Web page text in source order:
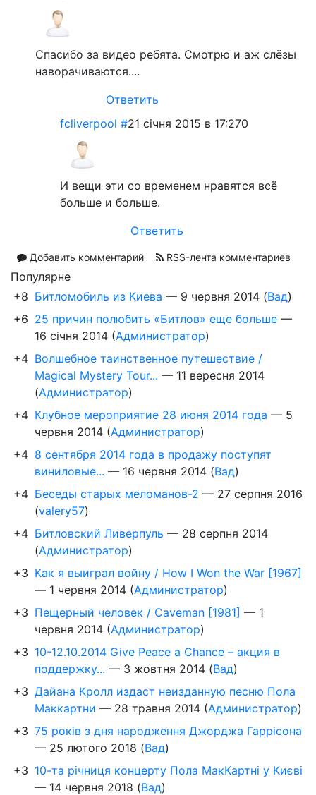
Спасибо за видео ребята. Смотрю и аж слёзы
наворачиваются....
Ответить
fcliverpool #21 січня 2015 в 17:270
И вещи эти со временем нравятся всё
больше и больше.
Ответить
Добавить комментарий RSS-лента комментариев
Популярне
+8 Битломобиль из Киева — 9 червня 2014 (Вад)
+6 25 причин полюбить «Битлов» еще больше —
16 січня 2014 (Администратор)
+4 Волшебное таинственное путешествие /
Magical Mystery Tour... — 11 вересня 2014
(Администратор)
+4 Клубное мероприятие 28 июня 2014 года — 5
червня 2014 (Администратор)
+4 8 сентября 2014 года в продажу поступят
виниловые... — 16 червня 2014 (Вад)
+4 Беседы старых меломанов-2 — 27 серпня 2016
(valery57)
+4 Битловский Ливерпуль — 28 серпня 2014
(Администратор)
+3 Как я выиграл войну / How I Won the War [1967]
— 1 червня 2014 (Администратор)
+3 Пещерный человек / Caveman [1981] — 1
червня 2014 (Администратор)
+3 10-12.10.2014 Give Peace a Chance – акция в
поддержку... — 3 жовтня 2014 (Вад)
+3 Дайана Кролл издаст неизданную песню Пола
Маккартни — 28 травня 2014 (Администратор)
+3 75 років з дня народження Джорджа Гаррісона
— 25 лютого 2018 (Вад)
+3 10-та річниця концерту Пола МакКартні у Києві
— 14 червня 2018 (Вад)